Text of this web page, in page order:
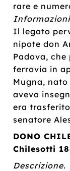
rare e
Il legato
nipote don
Padova,
ferrovia in
Mugna, nato
aveva
era
senatore
DONO
Chilesotti
Descrizione.